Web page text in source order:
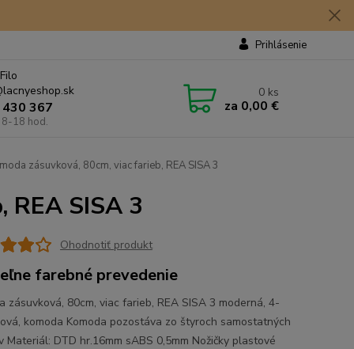
Prihlásenie
367
8-18 hod.
0 ks
za 0,00 €
zásuvková, 80cm, viac farieb, REA SISA 3
REA SISA 3
Ohodnotiť produkt
farebné prevedenie
zásuvková, 80cm, viac farieb, REA SISA 3 moderná, 4-
komoda Komoda pozostáva zo štyroch samostatných
Materiál: DTD hr.16mm sABS 0,5mm Nožičky plastové